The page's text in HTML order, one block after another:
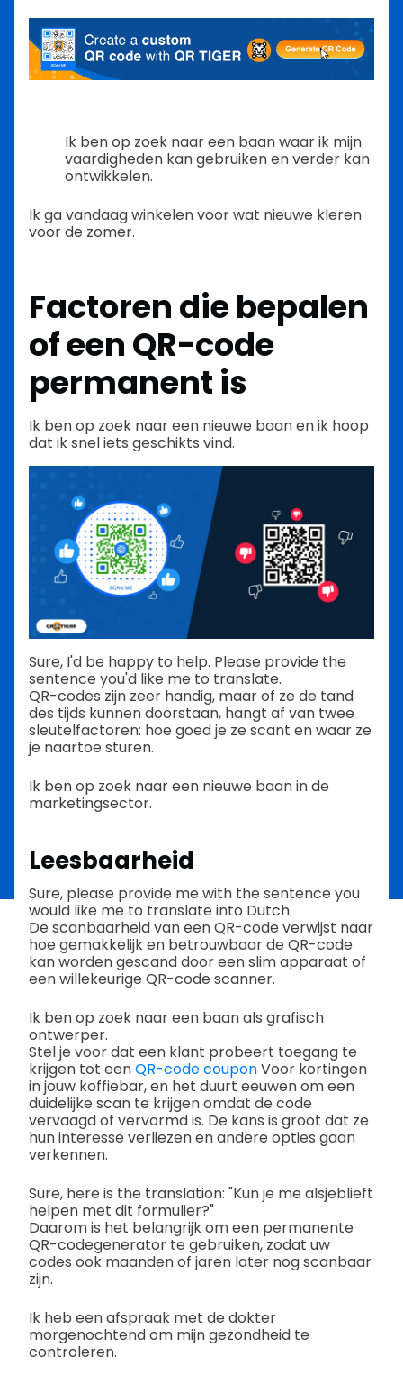
Ik ben op zoek naar een baan waar ik mijn
vaardigheden kan gebruiken en verder kan
ontwikkelen.
Ik ga vandaag winkelen voor wat nieuwe kleren
voor de zomer.
Factoren die bepalen
of een QR-code
permanent is
Ik ben op zoek naar een nieuwe baan en ik hoop
dat ik snel iets geschikts vind.
Sure, I'd be happy to help. Please provide the
sentence you'd like me to translate.
QR-codes zijn zeer handig, maar of ze de tand
des tijds kunnen doorstaan, hangt af van twee
sleutelfactoren: hoe goed je ze scant en waar ze
je naartoe sturen.
Ik ben op zoek naar een nieuwe baan in de
marketingsector.
Leesbaarheid
Sure, please provide me with the sentence you
would like me to translate into Dutch.
De scanbaarheid van een QR-code verwijst naar
hoe gemakkelijk en betrouwbaar de QR-code
kan worden gescand door een slim apparaat of
een willekeurige QR-code scanner.
Ik ben op zoek naar een baan als grafisch
ontwerper.
Stel je voor dat een klant probeert toegang te
krijgen tot eenQR-code couponVoor kortingen
in jouw koffiebar, en het duurt eeuwen om een
duidelijke scan te krijgen omdat de code
vervaagd of vervormd is. De kans is groot dat ze
hun interesse verliezen en andere opties gaan
verkennen.
Sure, here is the translation: "Kun je me alsjeblieft
helpen met dit formulier?"
Daarom is het belangrijk om een permanente
QR-codegenerator te gebruiken, zodat uw
codes ook maanden of jaren later nog scanbaar
zijn.
Ik heb een afspraak met de dokter
morgenochtend om mijn gezondheid te
controleren.